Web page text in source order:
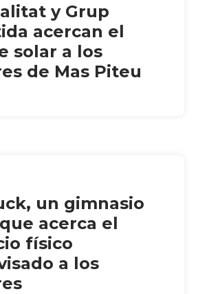
y Grup
acercan el
solar a los
de Mas Piteu
un gimnasio
acerca el
físico
a los